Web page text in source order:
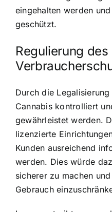
eingehalten werden
geschützt.
Regulierung
Durch die
Cannabis kontrolliert
gewährleistet werden.
lizenzierte
Kunden ausreichend
werden. Dies würde
sicherer zu machen
Gebrauch